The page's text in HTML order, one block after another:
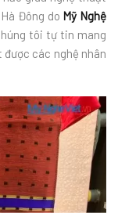
Đông do Mỹ Nghệ
tôi tự tin mang
được các nghệ nhân